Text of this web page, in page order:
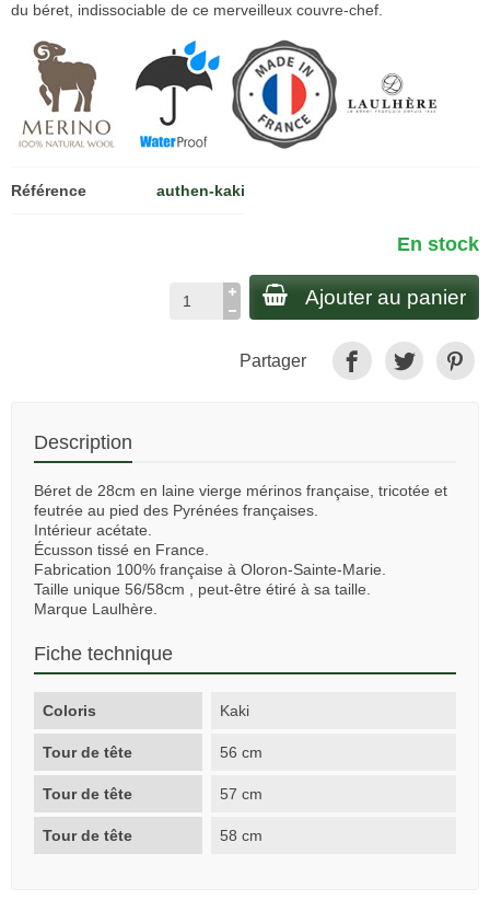
du béret, indissociable de ce merveilleux couvre-chef.
Référence authen-kaki
En stock
Ajouter au panier
Partager
Description
Béret de 28cm en laine vierge mérinos française, tricotée et
feutrée au pied des Pyrénées françaises.
Intérieur acétate.
Écusson tissé en France.
Fabrication 100% française à Oloron-Sainte-Marie.
Taille unique 56/58cm , peut-être étiré à sa taille.
Marque Laulhère.
Fiche technique
Coloris Kaki
Tour de tête 56 cm
Tour de tête 57 cm
Tour de tête 58 cm